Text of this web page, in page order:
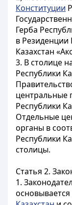
Конституции
Герба
в Резиденции
Казахстан
3. В столице
Республики
центральные
Республики
Отдельные
органы в
Республики
столицы.
Статья 2.
1.
основывается